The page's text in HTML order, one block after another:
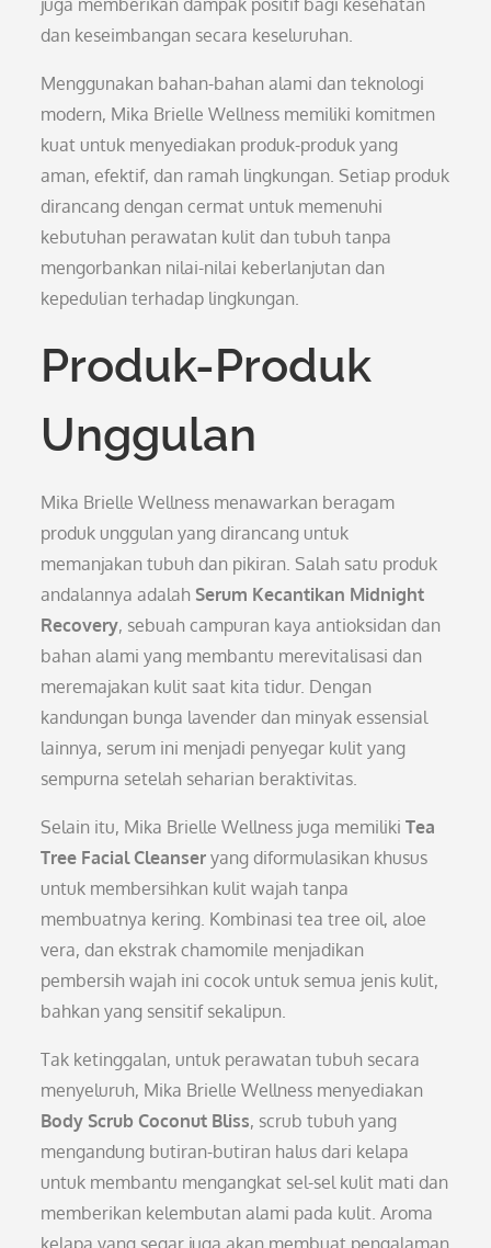
juga memberikan dampak positif bagi kesehatan
dan keseimbangan secara keseluruhan.
Menggunakan bahan-bahan alami dan teknologi
modern, Mika Brielle Wellness memiliki komitmen
kuat untuk menyediakan produk-produk yang
aman, efektif, dan ramah lingkungan. Setiap produk
dirancang dengan cermat untuk memenuhi
kebutuhan perawatan kulit dan tubuh tanpa
mengorbankan nilai-nilai keberlanjutan dan
kepedulian terhadap lingkungan.
Produk-Produk
Unggulan
Mika Brielle Wellness menawarkan beragam
produk unggulan yang dirancang untuk
memanjakan tubuh dan pikiran. Salah satu produk
andalannya adalah Serum Kecantikan Midnight
Recovery, sebuah campuran kaya antioksidan dan
bahan alami yang membantu merevitalisasi dan
meremajakan kulit saat kita tidur. Dengan
kandungan bunga lavender dan minyak essensial
lainnya, serum ini menjadi penyegar kulit yang
sempurna setelah seharian beraktivitas.
Selain itu, Mika Brielle Wellness juga memilikiTea
Tree Facial Cleanser yang diformulasikan khusus
untuk membersihkan kulit wajah tanpa
membuatnya kering. Kombinasi tea tree oil, aloe
vera, dan ekstrak chamomile menjadikan
pembersih wajah ini cocok untuk semua jenis kulit,
bahkan yang sensitif sekalipun.
Tak ketinggalan, untuk perawatan tubuh secara
menyeluruh, Mika Brielle Wellness menyediakan
Body Scrub Coconut Bliss, scrub tubuh yang
mengandung butiran-butiran halus dari kelapa
untuk membantu mengangkat sel-sel kulit mati dan
memberikan kelembutan alami pada kulit. Aroma
kelapa yang segar juga akan membuat pengalaman